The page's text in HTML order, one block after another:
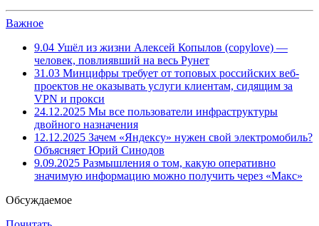
Важное
9.04 Ушёл из жизни Алексей Копылов (copylove) —
человек, повлиявший на весь Рунет
31.03 Минцифры требует от топовых российских веб-
проектов не оказывать услуги клиентам, сидящим за
VPN и прокси
24.12.2025 Мы все пользователи инфраструктуры
двойного назначения
12.12.2025 Зачем «Яндексу» нужен свой электромобиль?
Объясняет Юрий Синодов
9.09.2025 Размышления о том, какую оперативно
значимую информацию можно получить через «Макс»
Обсуждаемое